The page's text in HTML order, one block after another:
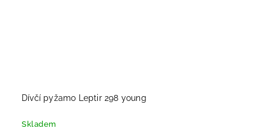
Dívčí pyžamo Leptir 298 young
Skladem